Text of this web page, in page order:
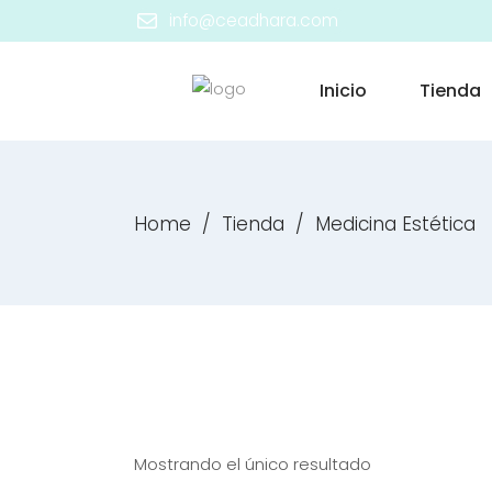
info@ceadhara.com
Inicio Tienda
Home / Tienda / Medicina Estética
Mostrando el único resultado